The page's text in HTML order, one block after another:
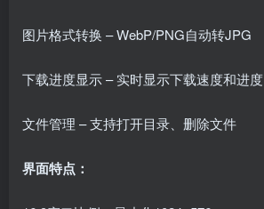
图片格式转换 – WebP/PNG自动转JPG
下载进度显示 – 实时显示下载速度和进度
文件管理 – 支持打开目录、删除文件
界面特点：